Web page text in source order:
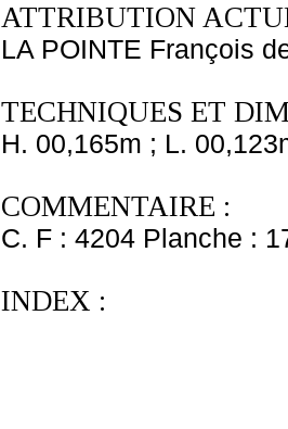
ATTRIBUTION
LA POINTE François
TECHNIQUES ET
H. 00,165m ; L.
COMMENTAIRE :
C. F : 4204 Planche :
INDEX :